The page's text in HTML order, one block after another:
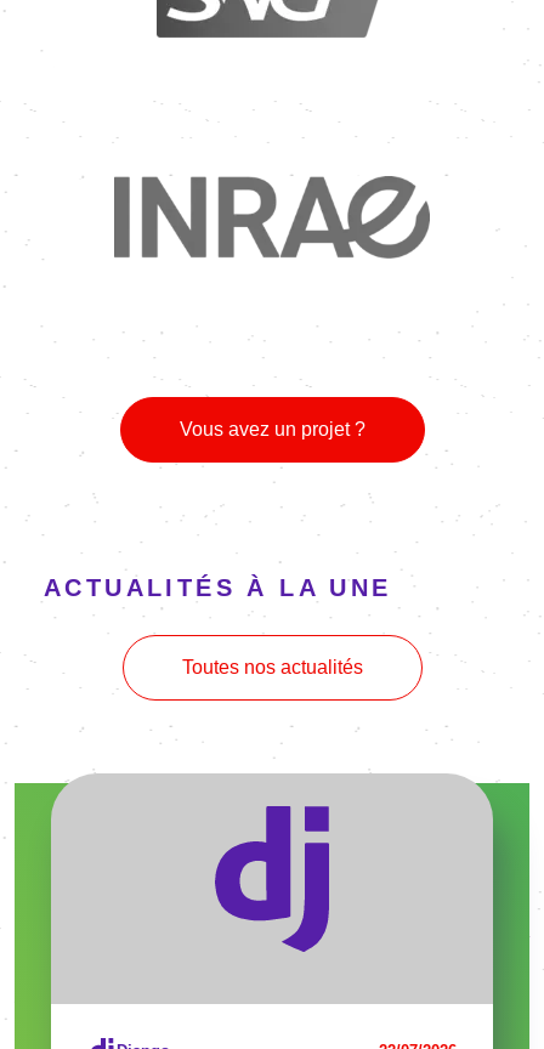
Image
Vous avez un projet ?
ACTUALITÉS À LA UNE
Toutes nos actualités
Voir l'article